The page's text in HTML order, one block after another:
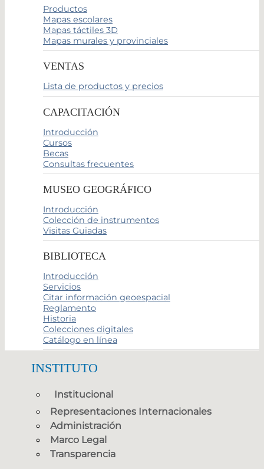
Productos
Mapas escolares
Mapas táctiles 3D
Mapas murales y provinciales
VENTAS
Lista de productos y precios
CAPACITACIÓN
Introducción
Cursos
Becas
Consultas frecuentes
MUSEO GEOGRÁFICO
Introducción
Colección de instrumentos
Visitas Guiadas
BIBLIOTECA
Introducción
Servicios
Citar información geoespacial
Reglamento
Historia
Colecciones digitales
Catálogo en línea
INSTITUTO
Institucional
Representaciones Internacionales
Administración
Marco Legal
Transparencia